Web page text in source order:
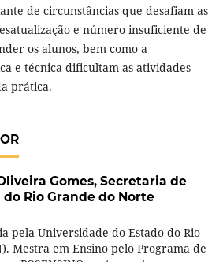
de circunstâncias que desafiam as
e número insuficiente de
os alunos, bem como a
e técnica dificultam as atividades
prática.
Gomes, Secretaria de
Rio Grande do Norte
pela Universidade do Estado do Rio
Mestra em Ensino pelo Programa de